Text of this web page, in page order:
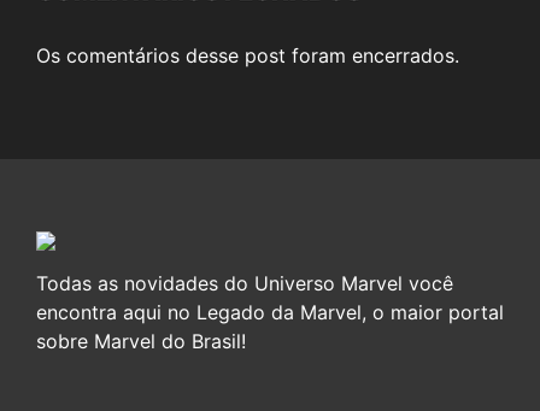
Os comentários desse post foram encerrados.
Todas as novidades do Universo Marvel você
encontra aqui no Legado da Marvel, o maior portal
sobre Marvel do Brasil!